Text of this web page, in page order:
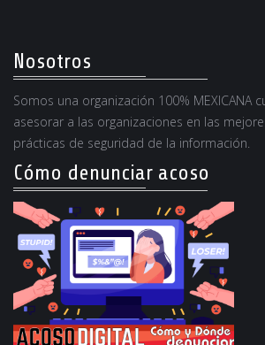
Nosotros
Somos una organización 100% MEXICANA
asesorar a las organizaciones en las
prácticas de seguridad de la información.
Cómo denunciar acoso